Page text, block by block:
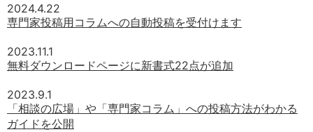
2024.4.22
専門家投稿用コラムへの自動投稿を受付けます
2023.11.1
無料ダウンロードページに新書式22点が追加
2023.9.1
「相談の広場」や「専門家コラム」への投稿方法がわかる
ガイドを公開